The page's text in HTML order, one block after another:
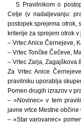
S Pravilnikom o
Celje (v nadaljevanju:
postopek sprejema otrok,
kriterije za sprejem otrok
– Vrtec Anice Černejeve,
– Vrtec Tončke Čečeve,
– Vrtec Zarja, Zagajškova
Za Vrtec Anice
pravilniku uporablja
Pomen drugih izrazov v
– »Novinec« v tem
javne vrtce Mestne občine
– »Star varovanec«